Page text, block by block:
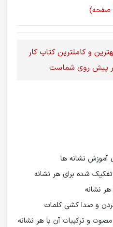
و کاملترین کتاب کار
پیش روی شماست
تفکیک شده برای هر نشانه
نشانه
و صدا کشی کلمات
و ترکیبات آن با هر نشانه